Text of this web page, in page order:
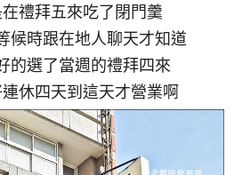
禮拜五來吃了閉門羹
候時跟在地人聊天才知道
的選了當週的禮拜四來
休四天到這天才營業啊